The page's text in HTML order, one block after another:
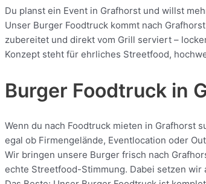
Du planst ein Event in Grafhorst und willst
Unser Burger Foodtruck kommt nach
zubereitet und direkt vom Grill serviert –
Konzept steht für ehrliches Streetfood,
Burger Foodtruck in
Wenn du nach Foodtruck mieten in Grafhorst
egal ob Firmengelände, Eventlocation oder
Wir bringen unsere Burger frisch nach
echte Streetfood-Stimmung. Dabei setzen